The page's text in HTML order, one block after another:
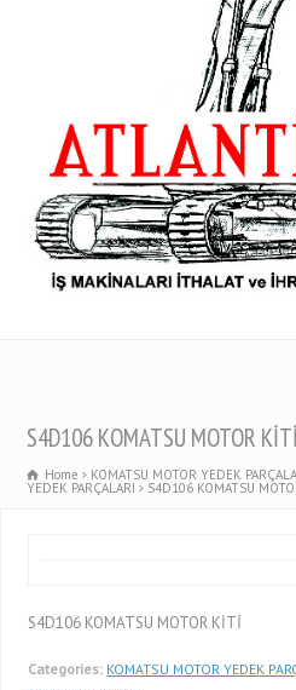
S4D106 KOMATSU MOTOR KİTİ
Home KOMATSU MOTOR YEDEK
YEDEK PARÇALARI S4D106 KOMATSU
S4D106 KOMATSU MOTOR KİTİ
Categories: KOMATSU MOTOR YEDEK